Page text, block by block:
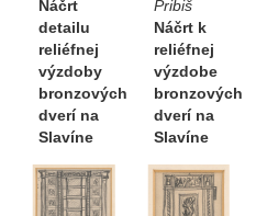
Náčrt
detailu
reliéfnej
výzdoby
bronzových
dverí na
Slavíne
Pribiš
Náčrt k
reliéfnej
výzdobe
bronzových
dverí na
Slavíne